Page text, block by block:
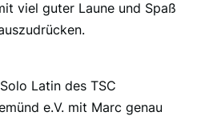
viel guter Laune und Spaß
Latin des TSC
e.V. mit Marc genau